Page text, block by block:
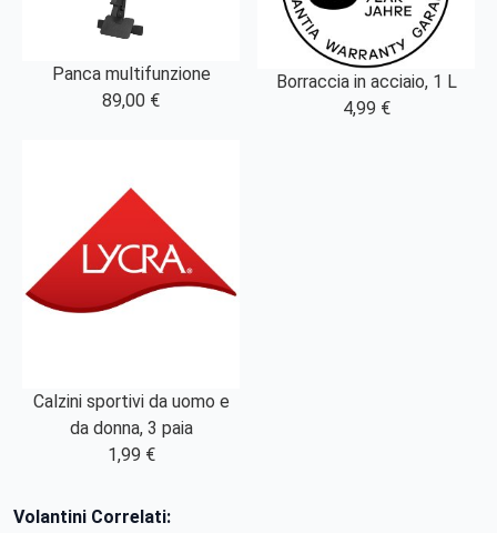
Panca multifunzione
89,00 €
Borraccia in acciaio, 1 L
4,99 €
Calzini sportivi da uomo e
da donna, 3 paia
1,99 €
Volantini Correlati: